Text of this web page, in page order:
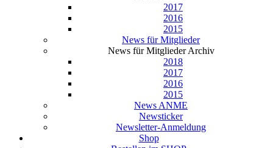
2017
2016
2015
News für Mitglieder
News für Mitglieder Archiv
2018
2017
2016
2015
News ANME
Newsticker
Newsletter-Anmeldung
Shop